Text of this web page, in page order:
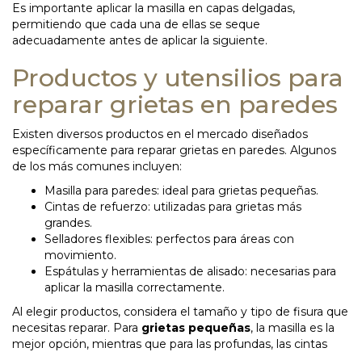
Es importante aplicar la masilla en capas delgadas,
permitiendo que cada una de ellas se seque
adecuadamente antes de aplicar la siguiente.
Productos y utensilios para
reparar grietas en paredes
Existen diversos productos en el mercado diseñados
específicamente para reparar grietas en paredes. Algunos
de los más comunes incluyen:
Masilla para paredes: ideal para grietas pequeñas.
Cintas de refuerzo: utilizadas para grietas más
grandes.
Selladores flexibles: perfectos para áreas con
movimiento.
Espátulas y herramientas de alisado: necesarias para
aplicar la masilla correctamente.
Al elegir productos, considera el tamaño y tipo de fisura que
necesitas reparar. Para grietas pequeñas, la masilla es la
mejor opción, mientras que para las profundas, las cintas